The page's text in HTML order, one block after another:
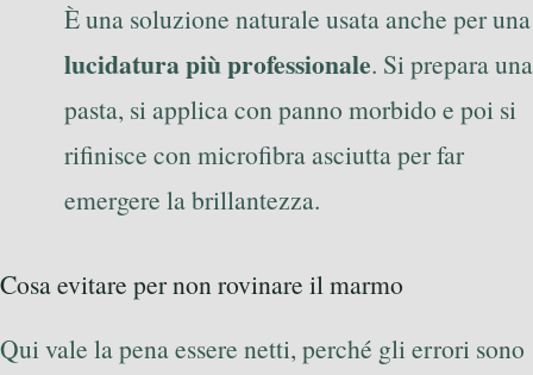
È una soluzione naturale usata anche per una
lucidatura più professionale. Si prepara una
pasta, si applica con panno morbido e poi si
rifinisce con microfibra asciutta per far
emergere la brillantezza.
Cosa evitare per non rovinare il marmo
Qui vale la pena essere netti, perché gli errori sono